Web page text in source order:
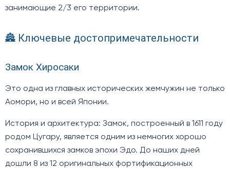
занимающие 2/3 его территории.
🏯 Ключевые достопримечательности
Замок Хиросаки
Это одна из главных исторических жемчужин не только
Аомори, но и всей Японии.
История и архитектура: Замок, построенный в 1611 году
родом Цугару, является одним из немногих хорошо
сохранившихся замков эпохи Эдо. До наших дней
дошли 8 из 12 оригинальных фортификационных